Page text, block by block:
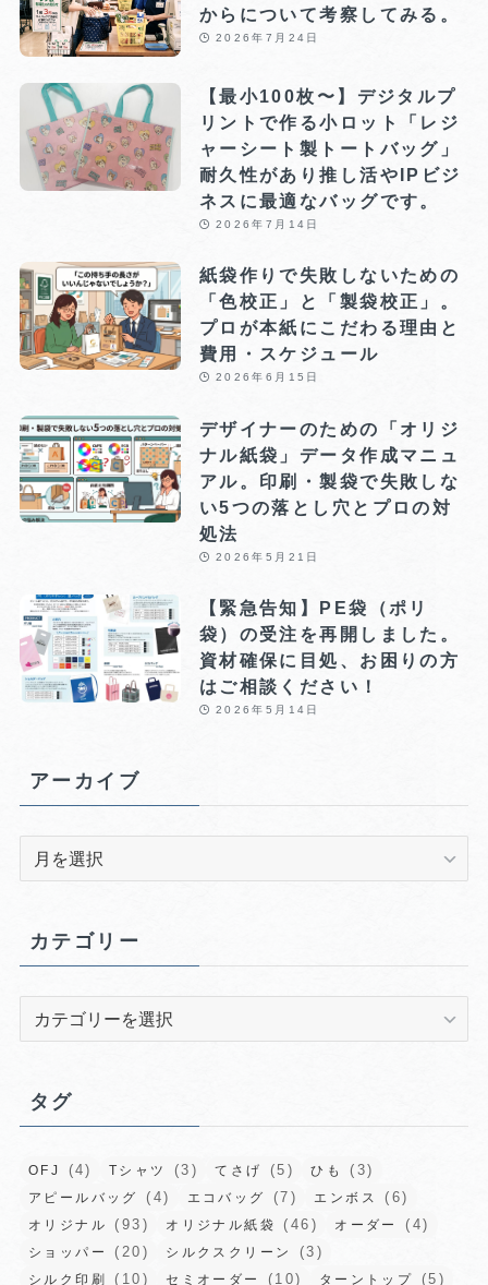
からについて考察してみる。
2026年7月24日
【最小100枚〜】デジタルプ
リントで作る小ロット「レジ
ャーシート製トートバッグ」
耐久性があり推し活やIPビジ
ネスに最適なバッグです。
2026年7月14日
紙袋作りで失敗しないための
「色校正」と「製袋校正」。
プロが本紙にこだわる理由と
費用・スケジュール
2026年6月15日
デザイナーのための「オリジ
ナル紙袋」データ作成マニュ
アル。印刷・製袋で失敗しな
い5つの落とし穴とプロの対
処法
2026年5月21日
【緊急告知】PE袋（ポリ
袋）の受注を再開しました。
資材確保に目処、お困りの方
はご相談ください！
2026年5月14日
アーカイブ
ア
イ
ブ
カテゴリー
リ
ー
タグ
OFJ (4) Tシャツ (3) てさげ (5) ひも (3)
アピールバッグ (4) エコバッグ (7) エンボス (6)
オリジナル (93) オリジナル紙袋 (46) オーダー (4)
ショッパー (20) シルクスクリーン (3)
シルク印刷 (10) セミオーダー (10) ターントップ (5)